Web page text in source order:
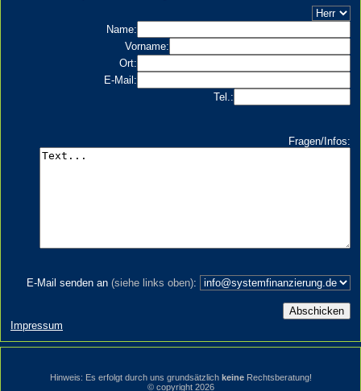
Name:
Vorname:
Ort:
E-Mail:
Tel.:
Fragen/Infos:
E-Mail senden an (siehe links oben):
Impressum
Hinweis: Es erfolgt durch uns grundsätzlich keineRechtsberatung!
© copyright 2026